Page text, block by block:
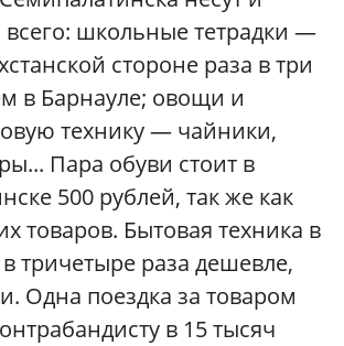
всего: школьные тетрадки —
стороне раза в три
в Барнауле; овощи и
технику — чайники,
Пара обуви стоит в
500 рублей, так же как
товаров. Бытовая техника в
тричетыре раза дешевле,
Одна поездка за товаром
в 15 тысяч